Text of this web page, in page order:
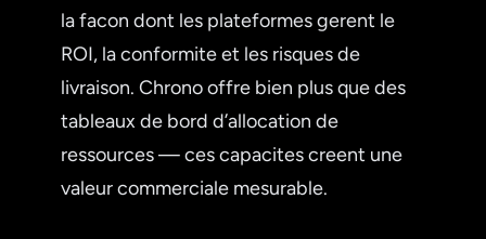
la facon dont les plateformes gerent le
ROI, la conformite et les risques de
livraison. Chrono offre bien plus que des
tableaux de bord d’allocation de
ressources — ces capacites creent une
valeur commerciale mesurable.